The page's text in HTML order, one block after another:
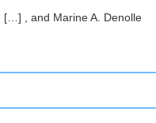
[…] , and Marine A. Denolle